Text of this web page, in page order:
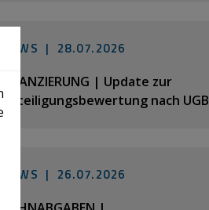
NEWS | 28.07.2026
BILANZIERUNG | Update zur
Beteiligungsbewertung nach UGB
NEWS | 26.07.2026